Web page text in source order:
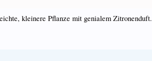
kleinere Pflanze mit genialem Zitronenduft.